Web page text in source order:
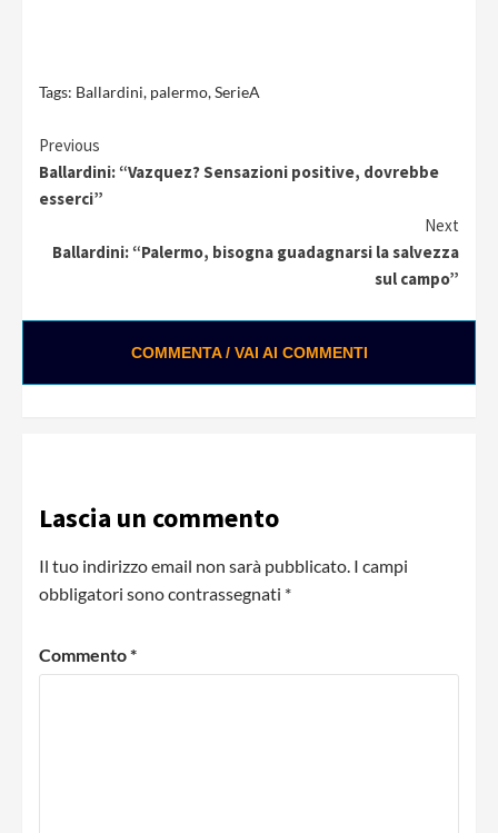
Tags: Ballardini, palermo,SerieA
Continue
Reading
Previous
Ballardini: “Vazquez? Sensazioni positive, dovrebbe
esserci”
Next
Ballardini: “Palermo, bisogna guadagnarsi la salvezza
sul campo”
COMMENTA / VAI AI COMMENTI
Lascia un commento
Il tuo indirizzo email non sarà pubblicato. I campi
obbligatori sono contrassegnati *
Commento*